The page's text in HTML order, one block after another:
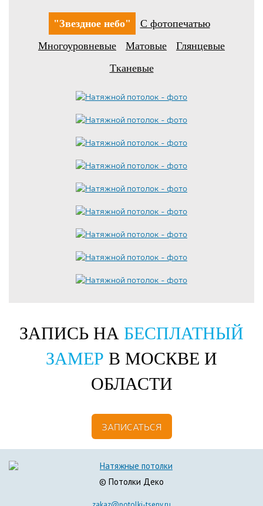
"Звездное небо"
С фотопечатью
Многоуровневые
Матовые
Глянцевые
Тканевые
ЗАПИСЬ НА БЕСПЛАТНЫЙ
ЗАМЕР В МОСКВЕ И
ОБЛАСТИ
ЗАПИСАТЬСЯ
© Потолки Деко